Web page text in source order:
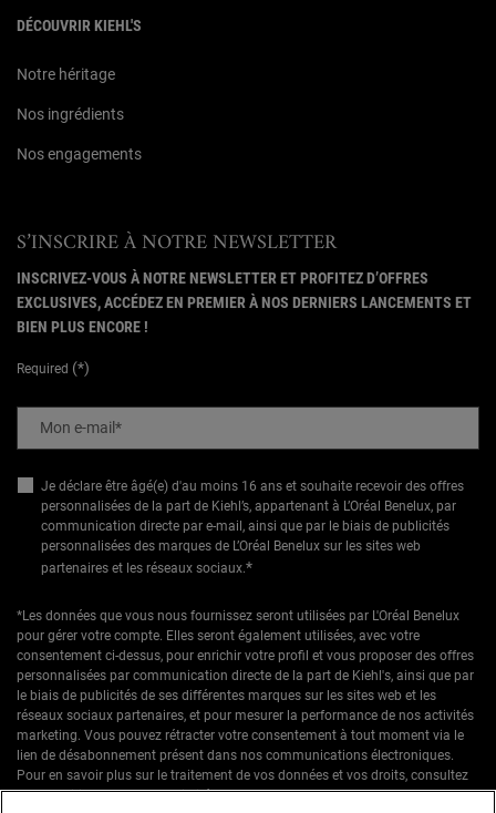
DÉCOUVRIR KIEHL'S
Notre héritage
Nos ingrédients
Nos engagements
S’INSCRIRE À NOTRE NEWSLETTER
INSCRIVEZ-VOUS À NOTRE NEWSLETTER ET PROFITEZ D’OFFRES
EXCLUSIVES, ACCÉDEZ EN PREMIER À NOS DERNIERS LANCEMENTS ET
BIEN PLUS ENCORE !
Required (*)
Mon e-mail*
Je déclare être âgé(e) d'au moins 16 ans et souhaite recevoir des offres
personnalisées de la part de Kiehl’s, appartenant à L’Oréal Benelux, par
communication directe par e-mail, ainsi que par le biais de publicités
personnalisées des marques de L’Oréal Benelux sur les sites web
partenaires et les réseaux sociaux.*
*Les données que vous nous fournissez seront utilisées par L'Oréal Benelux
pour gérer votre compte. Elles seront également utilisées, avec votre
consentement ci-dessus, pour enrichir votre profil et vous proposer des offres
personnalisées par communication directe de la part de Kiehl's, ainsi que par
le biais de publicités de ses différentes marques sur les sites web et les
réseaux sociaux partenaires, et pour mesurer la performance de nos activités
marketing. Vous pouvez rétracter votre consentement à tout moment via le
lien de désabonnement présent dans nos communications électroniques.
Pour en savoir plus sur le traitement de vos données et vos droits, consultez
notrePolitique de confidentialité.